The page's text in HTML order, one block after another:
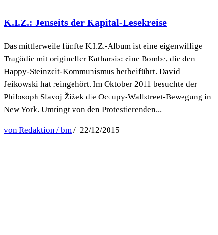
K.I.Z.: Jenseits der Kapital-Lesekreise
Das mittlerweile fünfte K.I.Z.-Album ist eine eigenwillige
Tragödie mit origineller Katharsis: eine Bombe, die den
Happy-Steinzeit-Kommunismus herbeiführt. David
Jeikowski hat reingehört. Im Oktober 2011 besuchte der
Philosoph Slavoj Žižek die Occupy-Wallstreet-Bewegung in
New York. Umringt von den Protestierenden...
von Redaktion / bm / 22/12/2015